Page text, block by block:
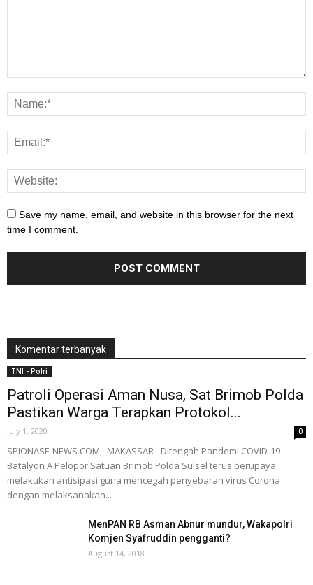
Save my name, email, and website in this browser for the next
time I comment.
Komentar terbanyak
TNI - Polri
Patroli Operasi Aman Nusa, Sat Brimob Polda
Pastikan Warga Terapkan Protokol...
July 1, 2020 0
SPIONASE-NEWS.COM,- MAKASSAR - Ditengah Pandemi COVID-19
Batalyon A Pelopor Satuan Brimob Polda Sulsel terus berupaya
melakukan antisipasi guna mencegah penyebaran virus Corona
dengan melaksanakan...
MenPAN RB Asman Abnur mundur, Wakapolri
Komjen Syafruddin pengganti?
August 14, 2018